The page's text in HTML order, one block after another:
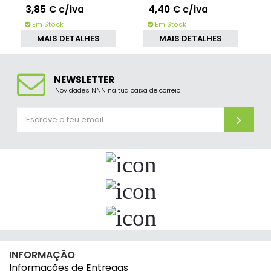
3,85 € c/iva
Em Stock
MAIS DETALHES
4,40 € c/iva
Em Stock
MAIS DETALHES
NEWSLETTER
Novidades NNN na tua caixa de correio!
INFORMAÇÃO
Informações de Entregas